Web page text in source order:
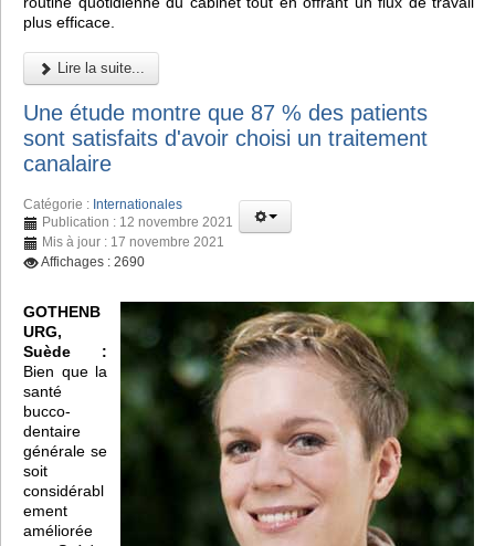
plus efficace.
Lire la suite...
Une étude montre que 87 % des patients
sont satisfaits d'avoir choisi un traitement
canalaire
Catégorie : Internationales
Publication : 12 novembre 2021
Mis à jour : 17 novembre 2021
Affichages : 2690
GOTHENB
URG,
Suède :
Bien que la
santé
bucco-
dentaire
générale se
soit
considérabl
ement
améliorée